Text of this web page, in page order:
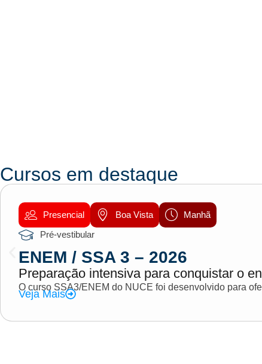
Cursos em destaque
Presencial Boa Vista
Manhã
Pré-vestibular
ENEM / SSA 3 – 2026
Preparação intensiva para conquistar o
O curso SSA3/ENEM do NUCE foi desenvolvido para
Veja Mais